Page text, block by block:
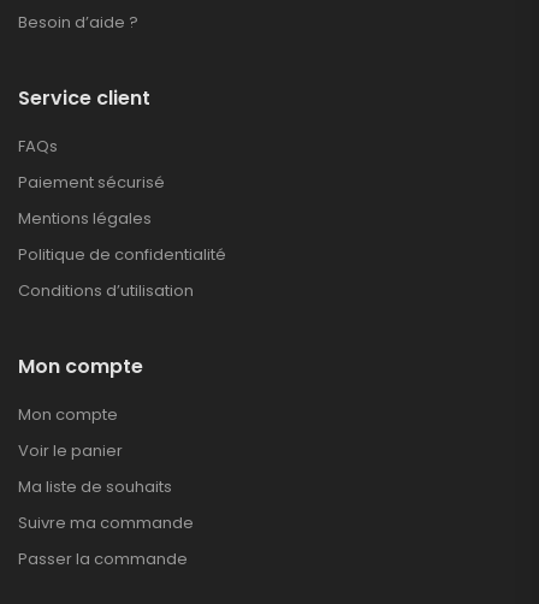
Besoin d’aide ?
Service client
FAQs
Paiement sécurisé
Mentions légales
Politique de confidentialité
Conditions d’utilisation
Mon compte
Mon compte
Voir le panier
Ma liste de souhaits
Suivre ma commande
Passer la commande